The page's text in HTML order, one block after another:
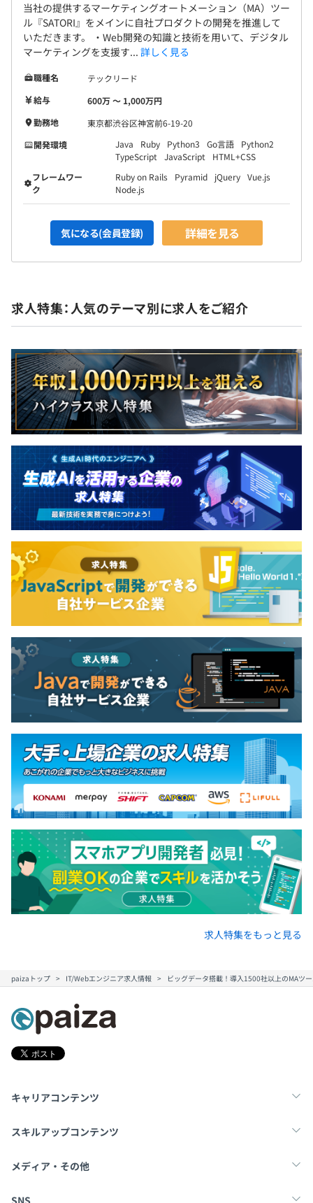
当社の提供するマーケティングオートメーション（MA）ツー
ル『SATORI』をメインに自社プロダクトの開発を推進して
いただきます。 ・Web開発の知識と技術を用いて、デジタル
マーケティングを支援す... 詳しく見る
職種名
テックリード
給与
600万 〜 1,000万円
勤務地
東京都渋谷区神宮前6-19-20
開発環境
Java Ruby Python3 Go言語
Python2
TypeScript
JavaScript
HTML+CSS
フレームワー
ク
Ruby on Rails Pyramid jQuery Vue.js
Node.js
気になる(会員登録) 詳細を見る
求人特集：人気のテーマ別に求人をご紹介
求人特集をもっと見る
paizaトップ IT/Webエンジニア求人情報 ビッグデータ搭載！導入1500社以上のMA
キャリアコンテンツ
転職・キャリア
スキルアップコンテンツ
学習
メディア・その他
Tech Team Journal